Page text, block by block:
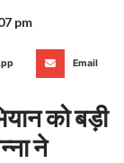
pm
Email
को बड़ी
ने